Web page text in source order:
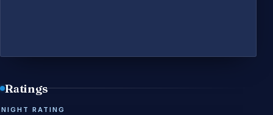
Ratings
NIGHT RATING